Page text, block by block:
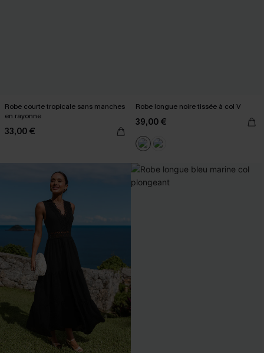
Robe courte tropicale sans manches
en rayonne
33,00 €
Robe longue noire tissée à col V
39,00 €